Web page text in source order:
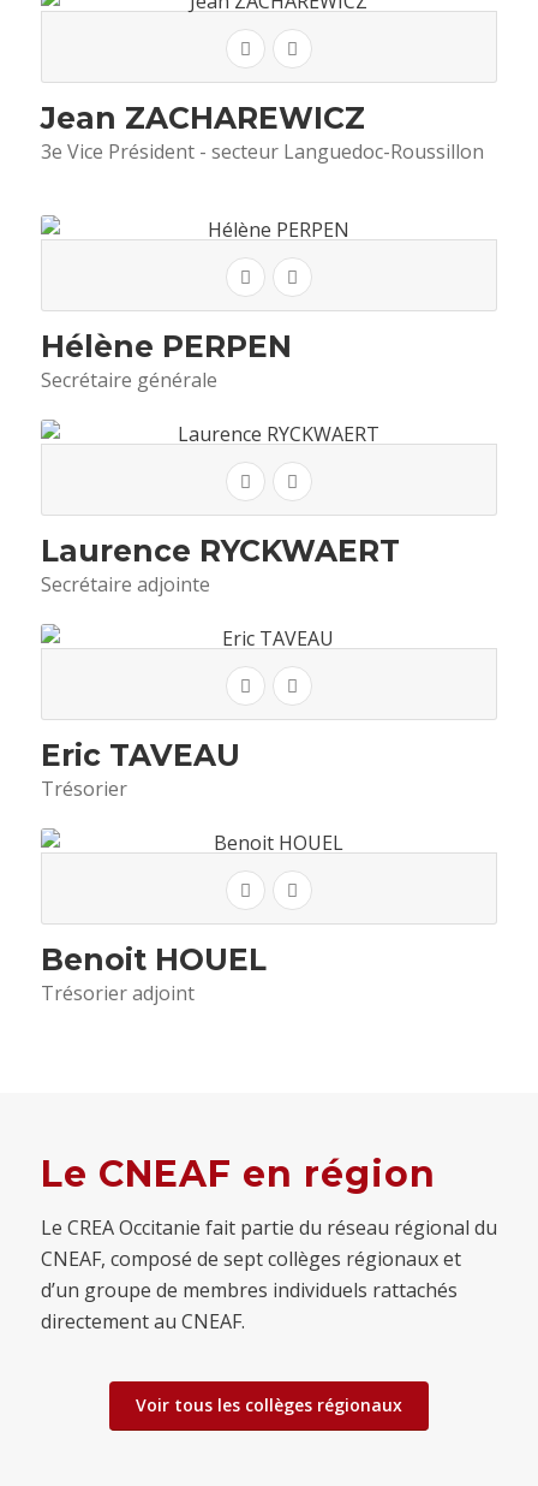
Jean ZACHAREWICZ
3e Vice Président - secteur Languedoc-Roussillon
Hélène PERPEN
Secrétaire générale
Laurence RYCKWAERT
Secrétaire adjointe
Eric TAVEAU
Trésorier
Benoit HOUEL
Trésorier adjoint
Le CNEAF en région
Le CREA Occitanie fait partie du réseau régional du
CNEAF, composé de sept collèges régionaux et
d’un groupe de membres individuels rattachés
directement au CNEAF.
Voir tous les collèges régionaux